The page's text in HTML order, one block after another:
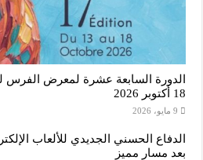
18 أكتوبر 2026
9 مايو، 2026
الدفاع الحسني الجديدي للألعاب
بعد مسار مميز